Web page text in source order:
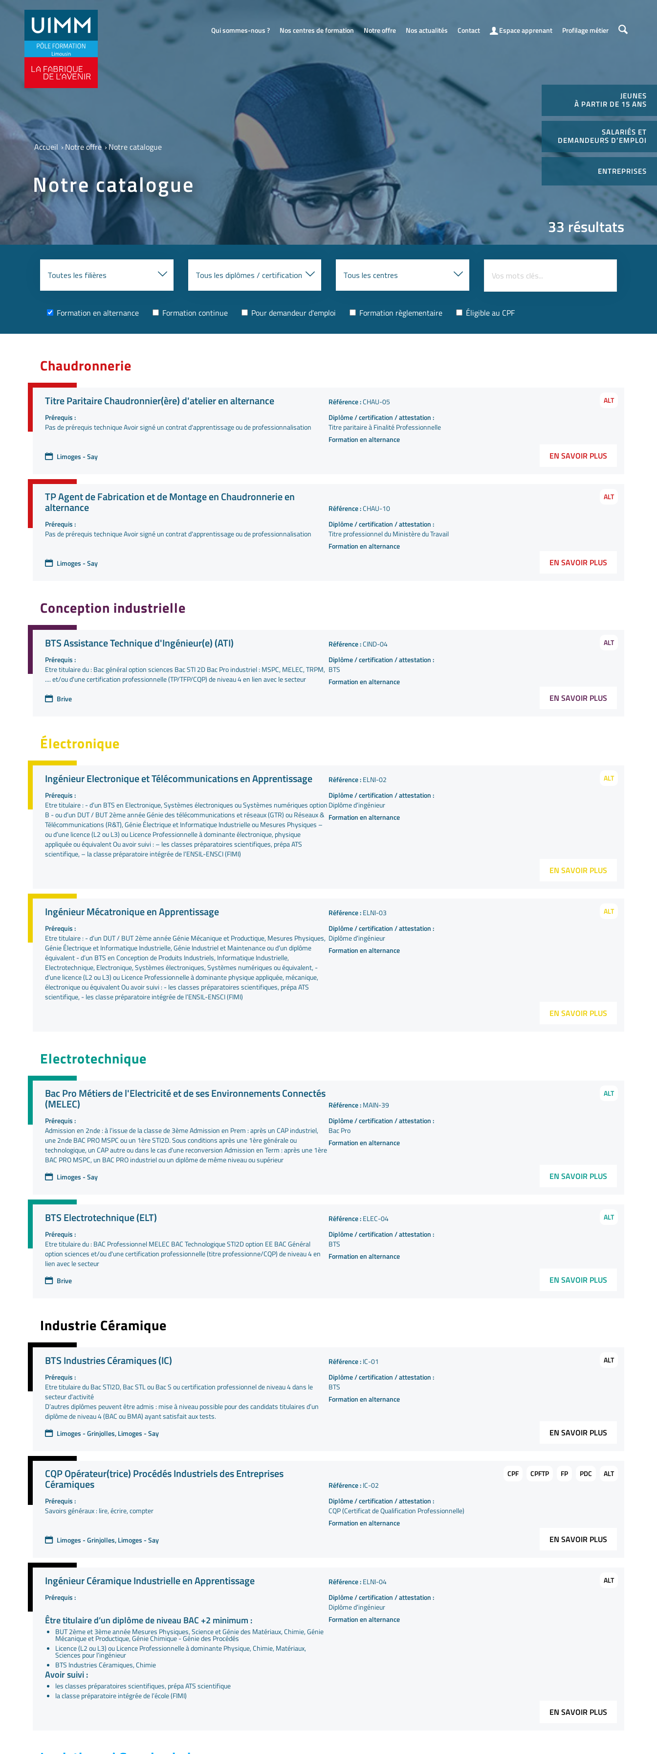
Qui sommes-nous ? Nos centres de formation Notre offre Nos actualités Contact Espace apprenant Profilage métier
JEUNES
À PARTIR DE 15 ANS
SALARIÉS ET
DEMANDEURS D’EMPLOI
ENTREPRISES
Accueil › Notre offre ›Notre catalogue
Notre catalogue
33 résultats
Formation en alternance Formation continue Pour demandeur d'emploi Formation règlementaire Éligible au CPF
Chaudronnerie
ALT
Titre Paritaire Chaudronnier(ère) d'atelier en alternance Référence :CHAU-05
Prérequis :
Pas de prérequis technique Avoir signé un contrat d'apprentissage ou de professionnalisation
Diplôme / certification / attestation :
Titre paritaire à Finalité Professionnelle
Formation en alternance
Limoges - Say
EN SAVOIR PLUS
ALT
TP Agent de Fabrication et de Montage en Chaudronnerie en
alternance Référence :CHAU-10
Prérequis :
Pas de prérequis technique Avoir signé un contrat d'apprentissage ou de professionnalisation
Diplôme / certification / attestation :
Titre professionnel du Ministère du Travail
Formation en alternance
Limoges - Say
EN SAVOIR PLUS
Conception industrielle
ALT
BTS Assistance Technique d'Ingénieur(e) (ATI) Référence :CIND-04
Prérequis :
Etre titulaire du : Bac général option sciences Bac STI 2D Bac Pro industriel : MSPC, MELEC, TRPM,
.... et/ou d'une certification professionnelle (TP/TFP/CQP) de niveau 4 en lien avec le secteur
Diplôme / certification / attestation :
BTS
Formation en alternance
Brive
EN SAVOIR PLUS
Électronique
ALT
Ingénieur Electronique et Télécommunications en Apprentissage Référence :ELNI-02
Prérequis :
Etre titulaire : - d’un BTS en Electronique, Systèmes électroniques ou Systèmes numériques option
B - ou d’un DUT / BUT 2ème année Génie des télécommunications et réseaux (GTR) ou Réseaux &
Télécommunications (R&T), Génie Électrique et Informatique Industrielle ou Mesures Physiques –
ou d’une licence (L2 ou L3) ou Licence Professionnelle à dominante électronique, physique
appliquée ou équivalent Ou avoir suivi : – les classes préparatoires scientifiques, prépa ATS
scientifique, – la classe préparatoire intégrée de l’ENSIL-ENSCI (FIMI)
Diplôme / certification / attestation :
Diplôme d’ingénieur
Formation en alternance
EN SAVOIR PLUS
ALT
Ingénieur Mécatronique en Apprentissage Référence :ELNI-03
Prérequis :
Etre titulaire : - d’un DUT / BUT 2ème année Génie Mécanique et Productique, Mesures Physiques,
Génie Électrique et Informatique Industrielle, Génie Industriel et Maintenance ou d’un diplôme
équivalent - d’un BTS en Conception de Produits Industriels, Informatique Industrielle,
Electrotechnique, Electronique, Systèmes électroniques, Systèmes numériques ou équivalent, -
d’une licence (L2 ou L3) ou Licence Professionnelle à dominante physique appliquée, mécanique,
électronique ou équivalent Ou avoir suivi : - les classes préparatoires scientifiques, prépa ATS
scientifique, - les classe préparatoire intégrée de l’ENSIL-ENSCI (FIMI)
Diplôme / certification / attestation :
Diplôme d’ingénieur
Formation en alternance
EN SAVOIR PLUS
Electrotechnique
ALT
Bac Pro Métiers de l'Electricité et de ses Environnements Connectés
(MELEC) Référence :MAIN-39
Prérequis :
Admission en 2nde : à l’issue de la classe de 3ème Admission en Prem : après un CAP industriel,
une 2nde BAC PRO MSPC ou un 1ère STI2D. Sous conditions après une 1ère générale ou
technologique, un CAP autre ou dans le cas d'une reconversion Admission en Term : après une 1ère
BAC PRO MSPC, un BAC PRO industriel ou un diplôme de même niveau ou supérieur
Diplôme / certification / attestation :
Bac Pro
Formation en alternance
Limoges - Say EN SAVOIR PLUS
ALT
BTS Electrotechnique (ELT) Référence :ELEC-04
Prérequis :
Etre titulaire du : BAC Professionnel MELEC BAC Technologique STI2D option EE BAC Général
option sciences et/ou d'une certification professionnelle (titre professionne/CQP) de niveau 4 en
lien avec le secteur
Diplôme / certification / attestation :
BTS
Formation en alternance
Brive EN SAVOIR PLUS
Industrie Céramique
ALT
BTS Industries Céramiques (IC) Référence :IC-01
Prérequis :
Etre titulaire du Bac STI2D, Bac STL ou Bac S ou certification professionnel de niveau 4 dans le
secteur d'activité
D’autres diplômes peuvent être admis : mise à niveau possible pour des candidats titulaires d’un
diplôme de niveau 4 (BAC ou BMA) ayant satisfait aux tests.
Diplôme / certification / attestation :
BTS
Formation en alternance
Limoges - Grinjolles, Limoges - Say EN SAVOIR PLUS
CPF CPFTP FP PDC ALT
CQP Opérateur(trice) Procédés Industriels des Entreprises
Céramiques Référence :IC-02
Prérequis :
Savoirs généraux : lire, écrire, compter
Diplôme / certification / attestation :
CQP (Certificat de Qualification Professionnelle)
Formation en alternance
Limoges - Grinjolles, Limoges - Say
EN SAVOIR PLUS
ALT
Ingénieur Céramique Industrielle en Apprentissage Référence :ELNI-04
Prérequis :
Être titulaire d’un diplôme de niveau BAC +2 minimum :
BUT 2ème et 3ème année Mesures Physiques, Science et Génie des Matériaux, Chimie, Génie
Mécanique et Productique, Génie Chimique - Génie des Procédés
Licence (L2 ou L3) ou Licence Professionnelle à dominante Physique, Chimie, Matériaux,
Sciences pour l’ingénieur
BTS Industries Céramiques, Chimie
Avoir suivi :
les classes préparatoires scientifiques, prépa ATS scientifique
la classe préparatoire intégrée de l’école (FIMI)
Diplôme / certification / attestation :
Diplôme d’ingénieur
Formation en alternance
EN SAVOIR PLUS